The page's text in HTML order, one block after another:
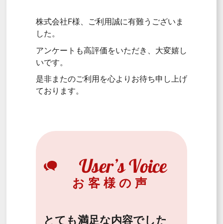
株式会社F様、ご利用誠に有難うございま
した。
アンケートも高評価をいただき、大変嬉し
いです。
是非またのご利用を心よりお待ち申し上げ
ております。
お客様の声
とても満足な内容でした